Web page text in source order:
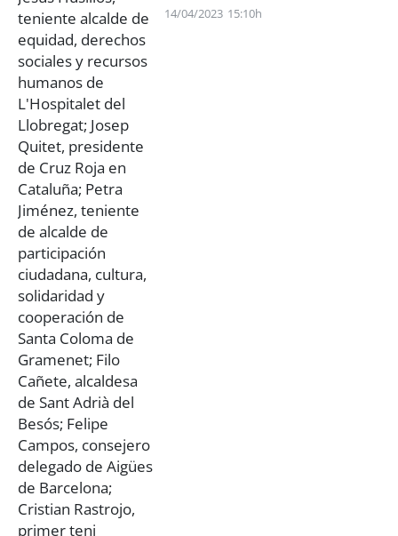
14/04/2023 15:10h